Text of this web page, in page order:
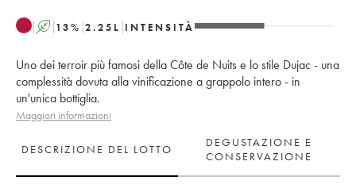
A 13% 2.25 L INTENSITÀ
Uno dei terroir più famosi della Côte de Nuits e lo stile Dujac - una
complessità dovuta alla vinificazione a grappolo intero - in
un'unica bottiglia.
Maggiori informazioni
DESCRIZIONE DEL LOTTO
DEGUSTAZIONE E
CONSERVAZIONE